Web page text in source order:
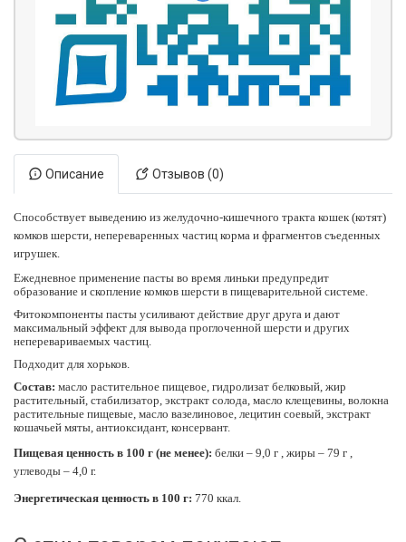
Описание Отзывов (0)
Способствует выведению из желудочно-кишечного тракта кошек (котят)
комков шерсти, непереваренных частиц корма и фрагментов съеденных
игрушек.
Ежедневное применение пасты во время линьки предупредит
образование и скопление комков шерсти в пищеварительной системе.
Фитокомпоненты пасты усиливают действие друг друга и дают
максимальный эффект для вывода проглоченной шерсти и других
неперевариваемых частиц.
Подходит для хорьков.
Состав: масло растительное пищевое, гидролизат белковый, жир
растительный, стабилизатор, экстракт солода, масло клещевины, волокна
растительные пищевые, масло вазелиновое, лецитин соевый, экстракт
кошачьей мяты, антиоксидант, консервант.
Пищевая ценность в 100 г (не менее): белки – 9,0 г , жиры – 79 г ,
углеводы – 4,0 г.
Энергетическая ценность в 100 г: 770 ккал.